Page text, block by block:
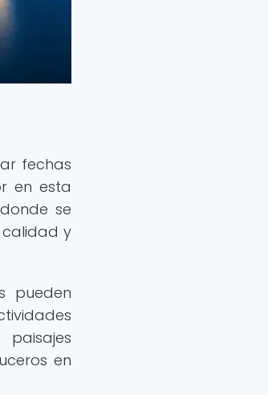
fechas
en esta
se
calidad y
pueden
en